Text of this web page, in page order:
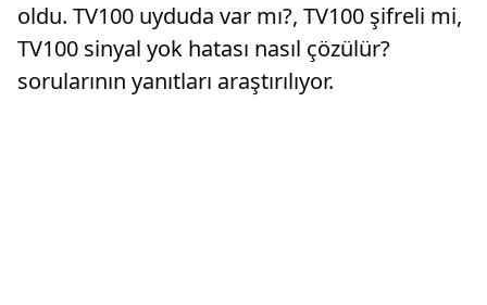
oldu. TV100 uyduda var mı?, TV100 şifreli mi,
TV100 sinyal yok hatası nasıl çözülür?
sorularının yanıtları araştırılıyor.